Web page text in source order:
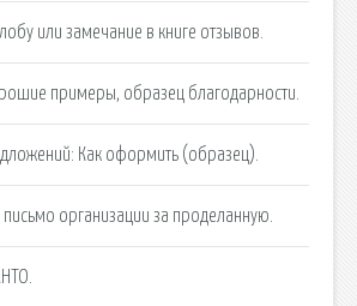
или замечание в книге отзывов.
примеры, образец благодарности.
Как оформить (образец).
организации за проделанную.